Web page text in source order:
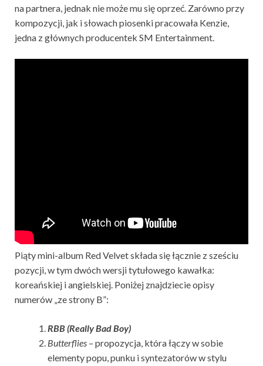
na partnera, jednak nie może mu się oprzeć. Zarówno przy
kompozycji, jak i słowach piosenki pracowała Kenzie,
jedna z głównych producentek SM Entertainment.
Piąty mini-album Red Velvet składa się łącznie z sześciu
pozycji, w tym dwóch wersji tytułowego kawałka:
koreańskiej i angielskiej. Poniżej znajdziecie opisy
numerów „ze strony B”:
RBB (Really Bad Boy)
Butterflies – propozycja, która łączy w sobie
elementy popu, punku i syntezatorów w stylu